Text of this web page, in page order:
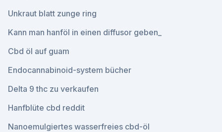
Unkraut blatt zunge ring
Kann man hanföl in einen diffusor geben_
Cbd öl auf guam
Endocannabinoid-system bücher
Delta 9 thc zu verkaufen
Hanfblüte cbd reddit
Nanoemulgiertes wasserfreies cbd-öl